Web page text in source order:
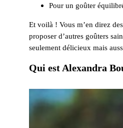
Pour un goûter
Et voilà ! Vous m’en direz
proposer d’autres goûters
seulement délicieux mais
Qui est Alexandra